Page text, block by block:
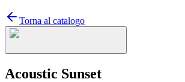
Torna al catalogo
Acoustic Sunset